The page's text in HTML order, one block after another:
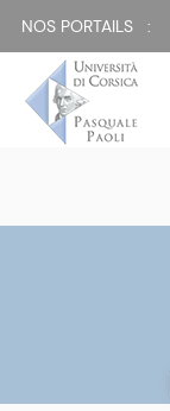
NOS PORTAILS :